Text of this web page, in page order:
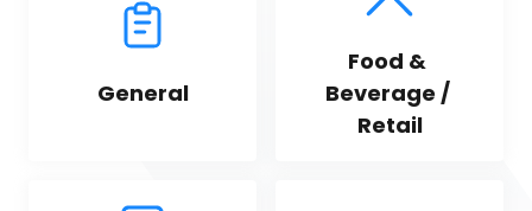
General
Food &
Beverage /
Retail